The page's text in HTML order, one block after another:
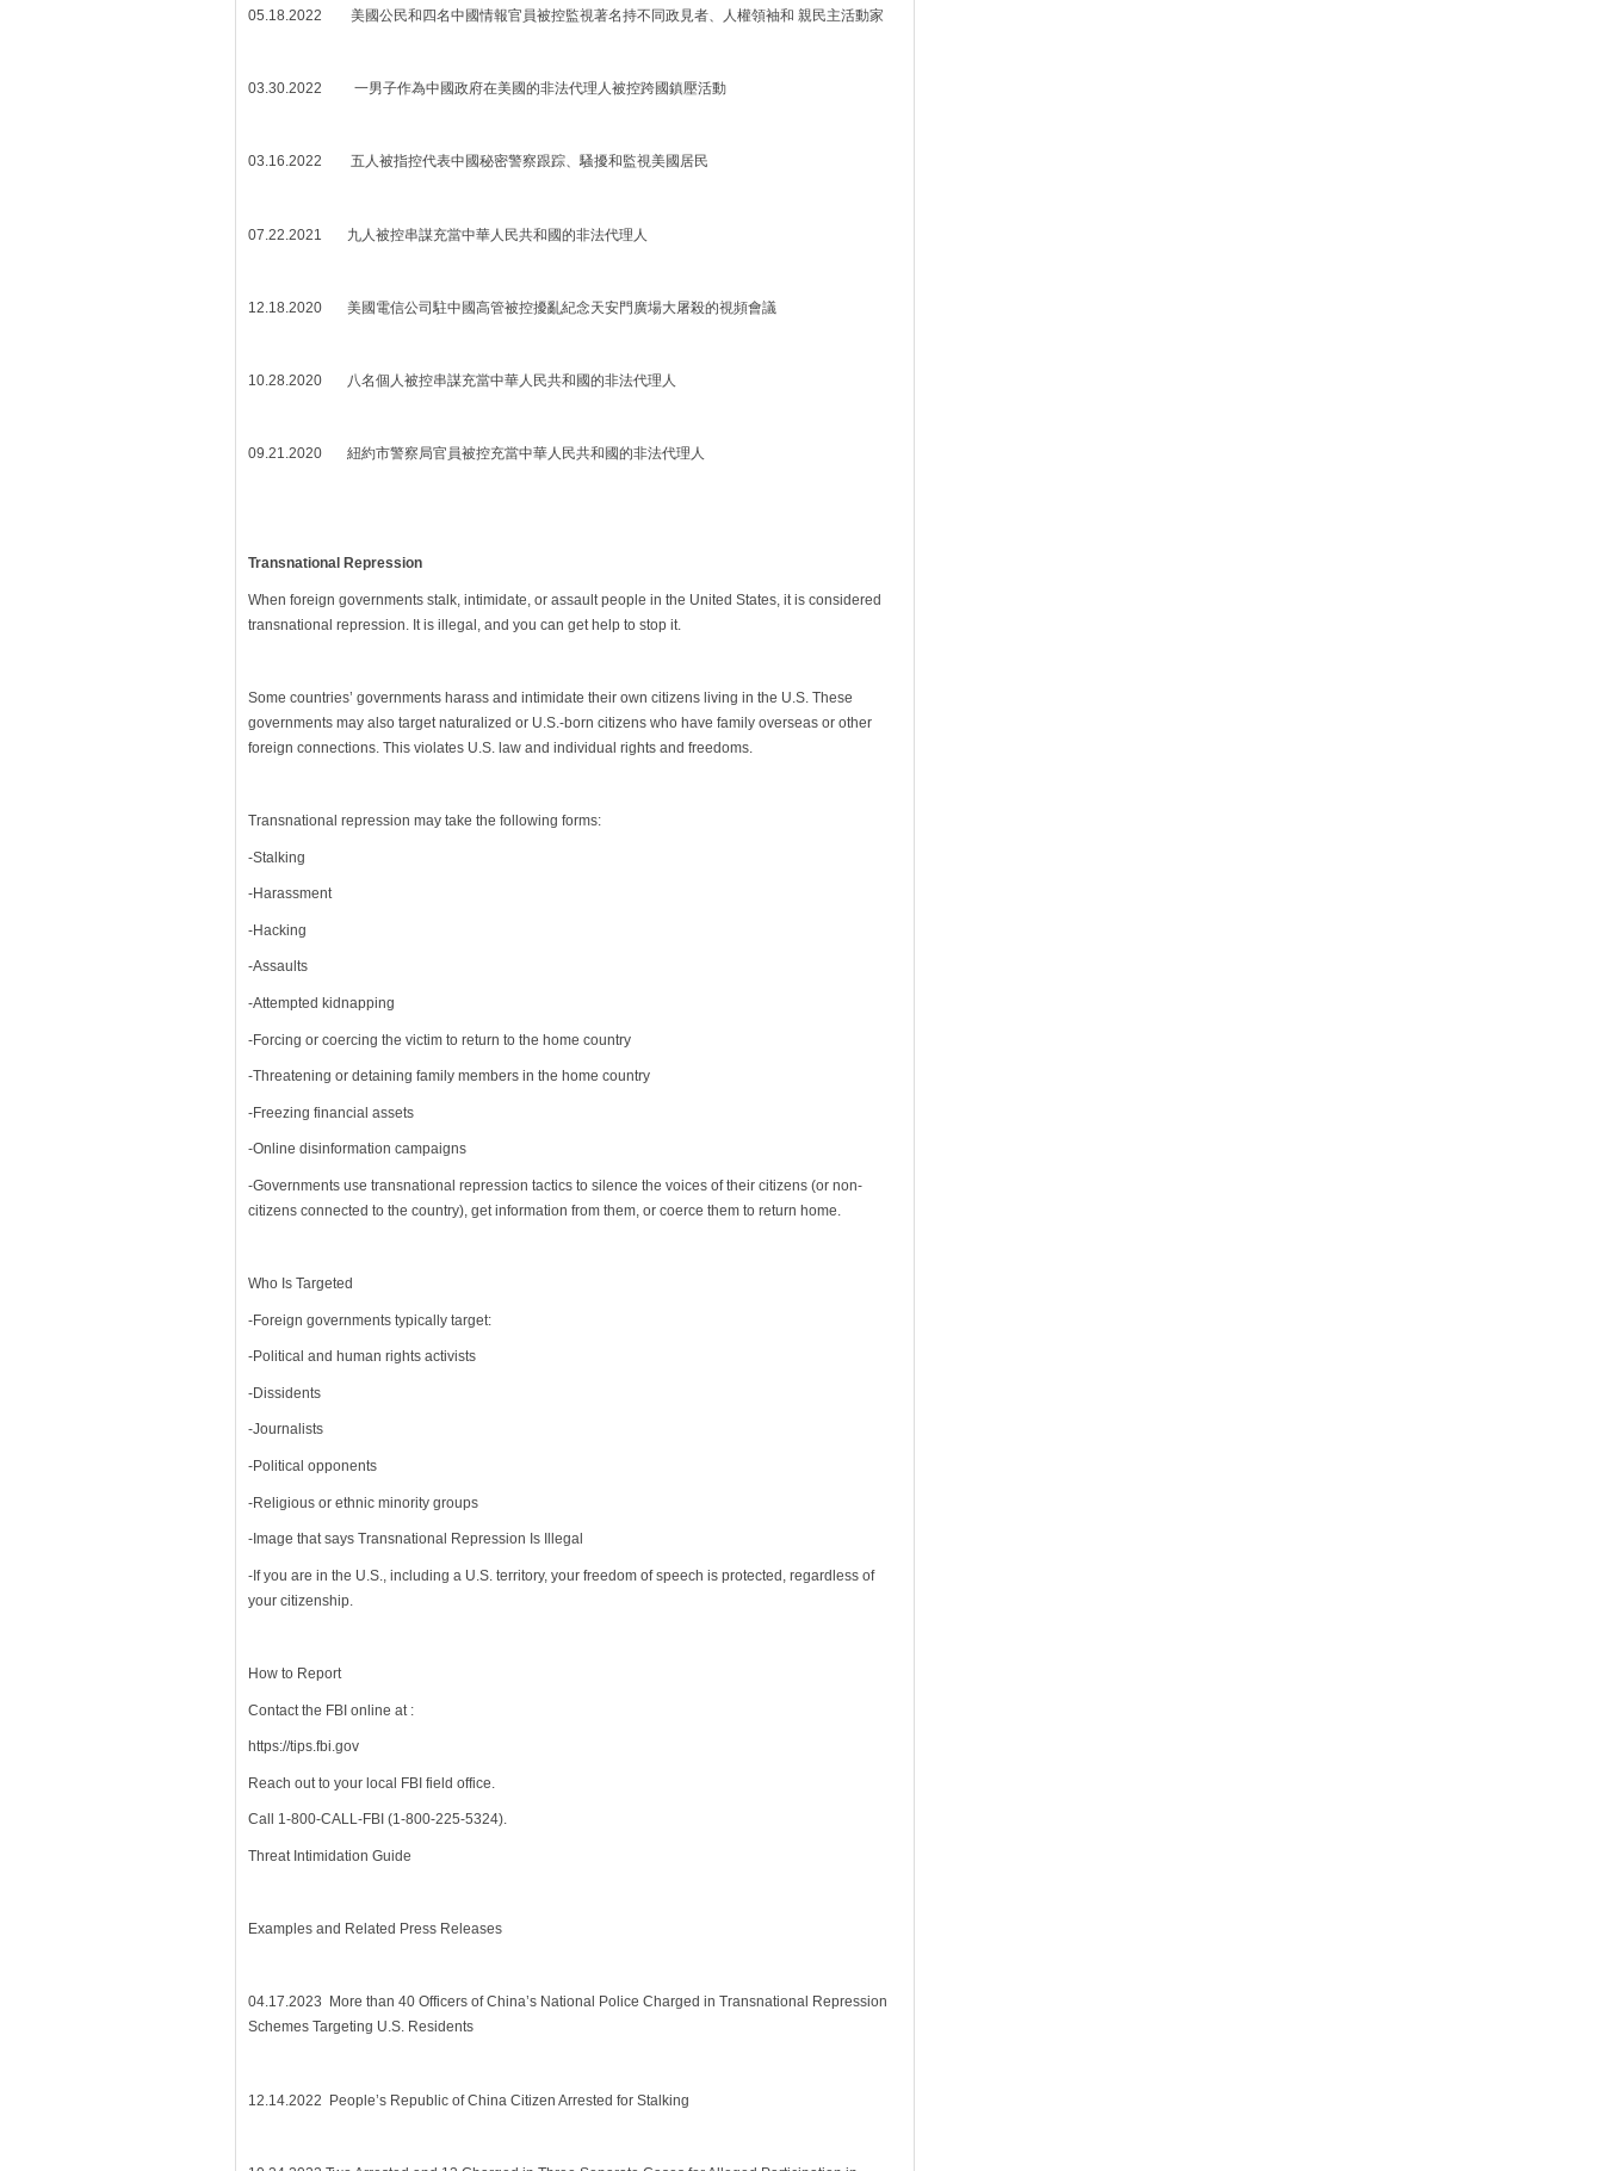
05.18.2022 美國公民和四名中國情報官員被控監視著名持不同政見者、人權領袖和 親民主活動家
03.30.2022 一男子作為中國政府在美國的非法代理人被控跨國鎮壓活動
03.16.2022 五人被指控代表中國秘密警察跟踪、騷擾和監視美國居民
07.22.2021 九人被控串謀充當中華人民共和國的非法代理人
12.18.2020 美國電信公司駐中國高管被控擾亂紀念天安門廣場大屠殺的視頻會議
10.28.2020 八名個人被控串謀充當中華人民共和國的非法代理人
09.21.2020 紐約市警察局官員被控充當中華人民共和國的非法代理人
Transnational Repression
When foreign governments stalk, intimidate, or assault people in the United States, it is considered
transnational repression. It is illegal, and you can get help to stop it.
Some countries’ governments harass and intimidate their own citizens living in the U.S. These
governments may also target naturalized or U.S.-born citizens who have family overseas or other
foreign connections. This violates U.S. law and individual rights and freedoms.
Transnational repression may take the following forms:
-Stalking
-Harassment
-Hacking
-Assaults
-Attempted kidnapping
-Forcing or coercing the victim to return to the home country
-Threatening or detaining family members in the home country
-Freezing financial assets
-Online disinformation campaigns
-Governments use transnational repression tactics to silence the voices of their citizens (or non-
citizens connected to the country), get information from them, or coerce them to return home.
Who Is Targeted
-Foreign governments typically target:
-Political and human rights activists
-Dissidents
-Journalists
-Political opponents
-Religious or ethnic minority groups
-Image that says Transnational Repression Is Illegal
-If you are in the U.S., including a U.S. territory, your freedom of speech is protected, regardless of
your citizenship.
How to Report
Contact the FBI online at :
https://tips.fbi.gov
Reach out to your local FBI field office.
Call 1-800-CALL-FBI (1-800-225-5324).
Threat Intimidation Guide
Examples and Related Press Releases
04.17.2023 More than 40 Officers of China’s National Police Charged in Transnational Repression
Schemes Targeting U.S. Residents
12.14.2022 People’s Republic of China Citizen Arrested for Stalking